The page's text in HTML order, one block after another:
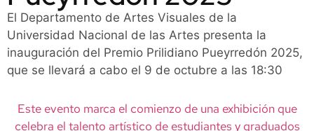
El Departamento de Artes Visuales de la
Universidad Nacional de las Artes presenta la
inauguración del Premio Prilidiano Pueyrredón 2025,
que se llevará a cabo el 9 de octubre a las 18:30
Este evento marca el comienzo de una exhibición que
celebra el talento artístico de estudiantes y graduados